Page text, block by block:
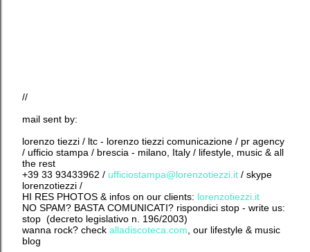
//
mail sent by:
lorenzo tiezzi / ltc - lorenzo tiezzi comunicazione / pr agency
/ ufficio stampa / brescia - milano, Italy / lifestyle, music & all
the rest
+39 33 93433962 / ufficiostampa@lorenzotiezzi.it / skype
lorenzotiezzi /
HI RES PHOTOS & infos on our clients: lorenzotiezzi.it
NO SPAM? BASTA COMUNICATI? rispondici stop - write us:
stop (decreto legislativo n. 196/2003)
wanna rock? check alladiscoteca.com , our lifestyle & music
blog